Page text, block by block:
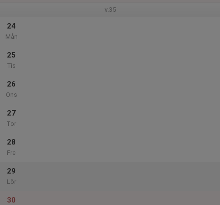
v.35
24
Mån
25
Tis
26
Ons
27
Tor
28
Fre
29
Lör
30